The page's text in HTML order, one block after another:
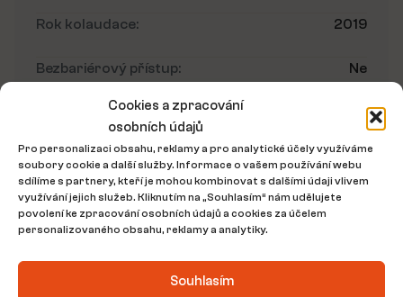
Cookies a zpracování
osobních údajů
Pro personalizaci obsahu, reklamy a pro analytické účely využíváme
soubory cookie a další služby. Informace o vašem používání webu
sdílíme s partnery, kteří je mohou kombinovat s dalšími údaji vlivem
využívání jejich služeb. Kliknutím na „Souhlasím“ nám udělujete
povolení ke zpracování osobních údajů a cookies za účelem
personalizovaného obsahu, reklamy a analytiky.
Souhlasím
Rok kolaudace: 2019
Bezbariérový přístup: Ne
Umístění nemovitosti